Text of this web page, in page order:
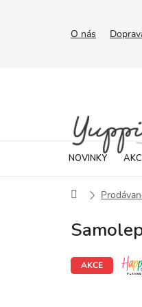
O nás
NOVINKY
Domů
AKCE